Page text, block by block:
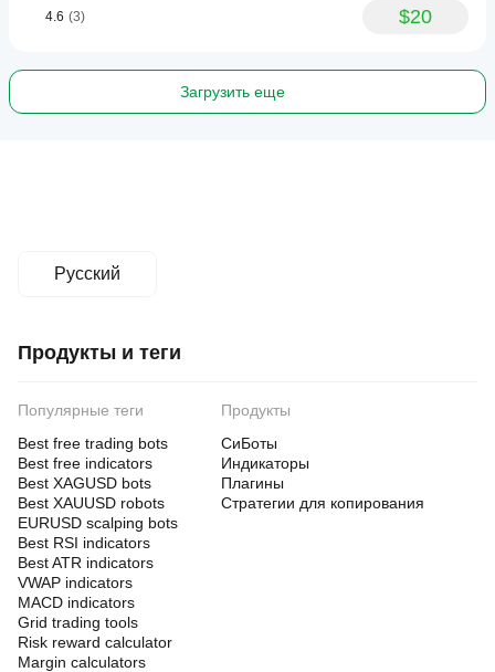
4.6 (3) $20
Загрузить еще
Русский
Продукты и теги
Популярные теги
Best free trading bots
Best free indicators
Best XAGUSD bots
Best XAUUSD robots
EURUSD scalping bots
Best RSI indicators
Best ATR indicators
VWAP indicators
MACD indicators
Grid trading tools
Risk reward calculator
Margin calculators
Продукты
СиБоты
Индикаторы
Плагины
Стратегии для копирования